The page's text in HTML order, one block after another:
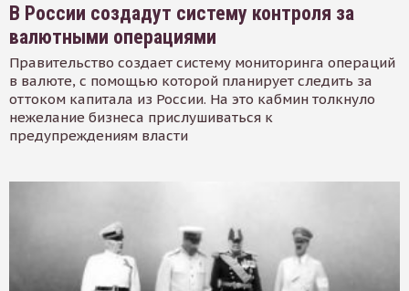
В России создадут систему контроля за
валютными операциями
Правительство создает систему мониторинга операций
в валюте, с помощью которой планирует следить за
оттоком капитала из России. На это кабмин толкнуло
нежелание бизнеса прислушиваться к
предупреждениям власти